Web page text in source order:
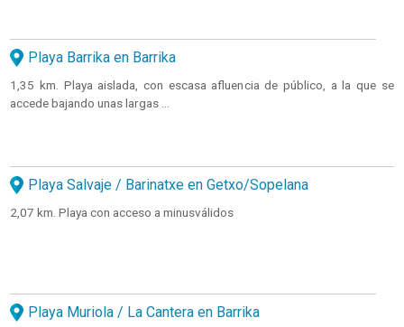
Playa Barrika en Barrika
1,35 km. Playa aislada, con escasa afluencia de público, a la que se
accede bajando unas largas ...
Playa Salvaje / Barinatxe en Getxo/Sopelana
2,07 km. Playa con acceso a minusválidos
Playa Muriola / La Cantera en Barrika